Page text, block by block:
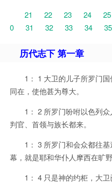
21
22 23 24 25
0
31 32 33 34 35
历代志下 第一章
1： 1 大卫的儿子所罗门
同在，使他甚为尊大。
1： 2 所罗门吩咐以色列
判官、首领与族长都来。
1： 3 所罗门和会众都往
幕，就是耶和华仆人摩西在旷野
1： 4 只是神的约柜，大